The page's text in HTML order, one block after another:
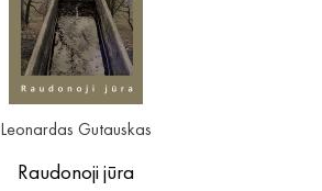
Leonardas Gutauskas
Raudonoji jūra